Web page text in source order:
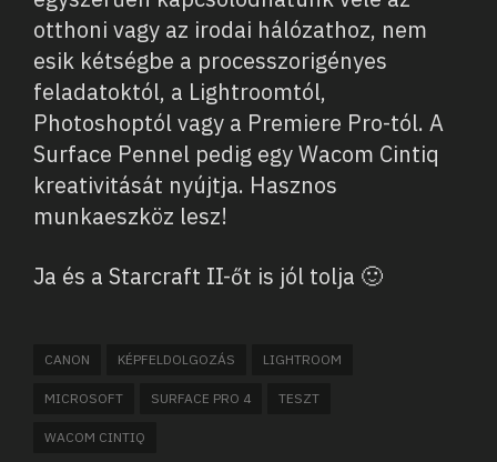
otthoni vagy az irodai hálózathoz, nem
esik kétségbe a processzorigényes
feladatoktól, a Lightroomtól,
Photoshoptól vagy a Premiere Pro-tól. A
Surface Pennel pedig egy Wacom Cintiq
kreativitását nyújtja. Hasznos
munkaeszköz lesz!
Ja és a Starcraft II-őt is jól tolja 🙂
CANON KÉPFELDOLGOZÁS LIGHTROOM
MICROSOFT SURFACE PRO 4 TESZT
WACOM CINTIQ